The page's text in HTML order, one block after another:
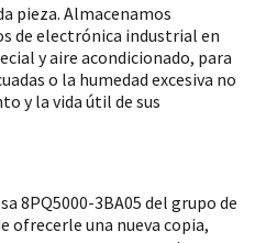
pieza. Almacenamos
de electrónica industrial en
y aire acondicionado, para
o la humedad excesiva no
y la vida útil de sus
8PQ5000-3BA05 del grupo de
ofrecerle una nueva copia,